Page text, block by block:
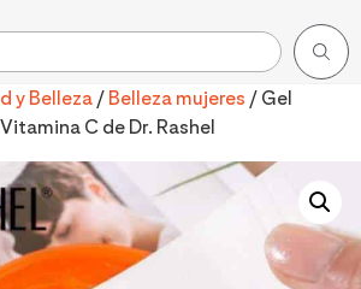
y Belleza / Belleza mujeres / Gel
C de Dr. Rashel